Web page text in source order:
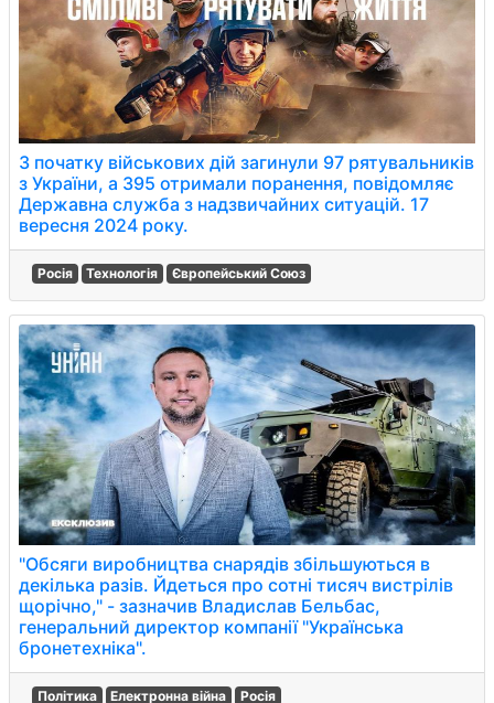
З початку військових дій загинули 97 рятувальників
з України, а 395 отримали поранення, повідомляє
Державна служба з надзвичайних ситуацій. 17
вересня 2024 року.
Росія Технологія Європейський Союз
"Обсяги виробництва снарядів збільшуються в
декілька разів. Йдеться про сотні тисяч вистрілів
щорічно," - зазначив Владислав Бельбас,
генеральний директор компанії "Українська
бронетехніка".
Політика Електронна війна Росія